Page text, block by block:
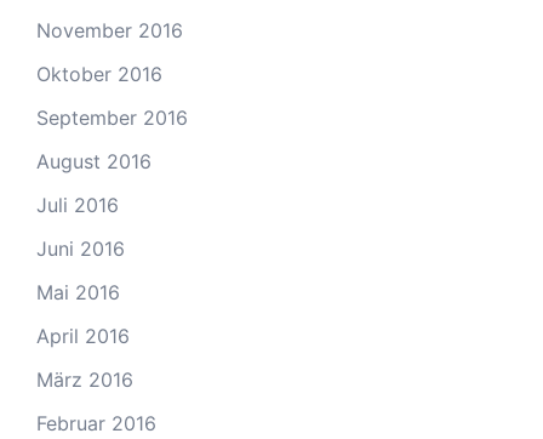
November 2016
Oktober 2016
September 2016
August 2016
Juli 2016
Juni 2016
Mai 2016
April 2016
März 2016
Februar 2016